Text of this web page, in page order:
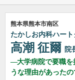
熊本県熊本市南区
たかしお内科ハート
高潮 征爾 院
大学病院で要職を
うな理由があった